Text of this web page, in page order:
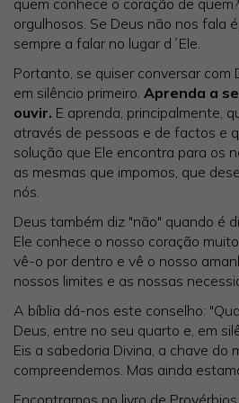
orgulhosos. Se Deus não nos fala
sempre a falar no lugar d´Ele.
Portanto, se quiser conversar com
em silêncio primeiro. Aprenda a
ouvir. E aprenda, principalmente,
através de pessoas e de factos e
solução que Ele encontra para os
as mesmas que impomos, que
nós.
Deus também diz "não" quando é
Ele conhece o nosso coração
vê-o por dentro e vê o nosso
nossos limites e as nossas
A bíblia dá-nos este conselho:
Deus, entre no seu quarto e, em
Eis a sabedoria Divina, a chave do
compreendemos. Mas ainda
Encontramos no livro de